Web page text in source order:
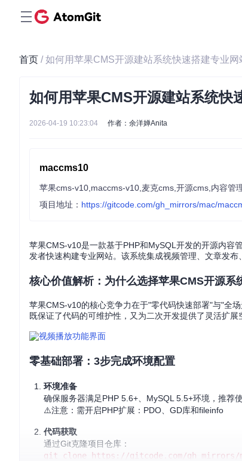
首页 / 如何用苹果CMS开源建站系统快速搭建专业
如何用苹果CMS开源建站系统快
2026-04-19 10:23:04 作者：余洋婵Anita
maccms10
苹果cms-v10,maccms-v10,麦克cms,开源cms,内容管
项目地址： https://gitcode.com/gh_mirrors/mac/
苹果CMS-v10是一款基于PHP和MySQL开发的开源内容
发者快速构建专业网站。该系统集成视频管理、文章发
核心价值解析：为什么选择苹果CMS开源系
苹果CMS-v10的核心竞争力在于"零代码快速部署"与"全
既保证了代码的可维护性，又为二次开发提供了灵活扩
零基础部署：3步完成环境配置
环境准备
确保服务器满足PHP 5.6+、MySQL 5.5+环境，推荐
⚠️注意：需开启PHP扩展：PDO、GD库和fileinfo
代码获取
通过Git克隆项目仓库：
git clone https://gitcode.com/gh_mirrors/